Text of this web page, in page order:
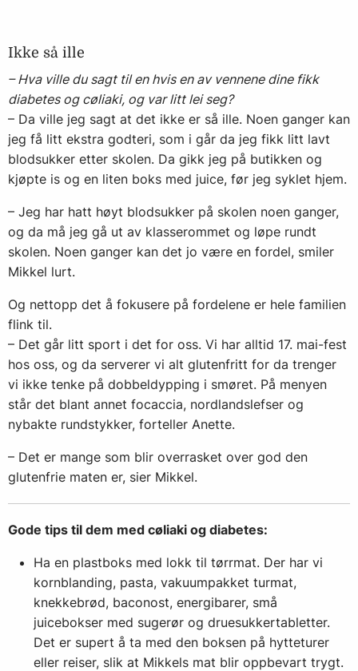
Ikke så ille
– Hva ville du sagt til en hvis en av vennene dine fikk
diabetes og cøliaki, og var litt lei seg?
– Da ville jeg sagt at det ikke er så ille. Noen ganger kan
jeg få litt ekstra godteri, som i går da jeg fikk litt lavt
blodsukker etter skolen. Da gikk jeg på butikken og
kjøpte is og en liten boks med juice, før jeg syklet hjem.
– Jeg har hatt høyt blodsukker på skolen noen ganger,
og da må jeg gå ut av klasserommet og løpe rundt
skolen. Noen ganger kan det jo være en fordel, smiler
Mikkel lurt.
Og nettopp det å fokusere på fordelene er hele familien
flink til.
– Det går litt sport i det for oss. Vi har alltid 17. mai-fest
hos oss, og da serverer vi alt glutenfritt for da trenger
vi ikke tenke på dobbeldypping i smøret. På menyen
står det blant annet focaccia, nordlandslefser og
nybakte rundstykker, forteller Anette.
– Det er mange som blir overrasket over god den
glutenfrie maten er, sier Mikkel.
Gode tips til dem med cøliaki og diabetes:
Ha en plastboks med lokk til tørrmat. Der har vi
kornblanding, pasta, vakuumpakket turmat,
knekkebrød, baconost, energibarer, små
juicebokser med sugerør og druesukkertabletter.
Det er supert å ta med den boksen på hytteturer
eller reiser, slik at Mikkels mat blir oppbevart trygt.